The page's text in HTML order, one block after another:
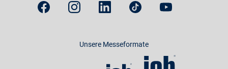
Unsere Messeformate